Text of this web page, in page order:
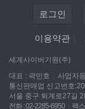
로그인
이용약관
세계사이버기원(주)
대표 : 곽민호
사업자
통신판매업 신고번호
서울 중구 퇴계로27길
전화 : 02-2285-6950
팩